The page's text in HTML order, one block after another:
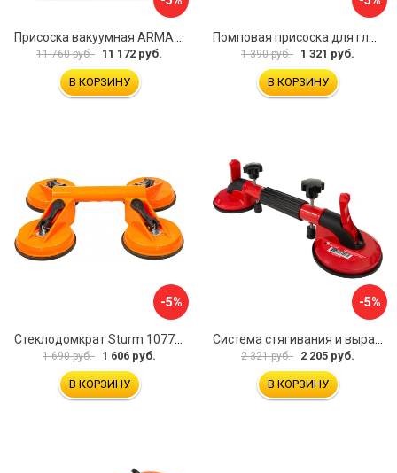
Присоска вакуумная ARMA P625A
11 760 руб. 11 172 руб.
В КОРЗИНУ
Помповая присоска для гладкой и шероховатой плитки DLT VST-209 1114
1 390 руб. 1 321 руб.
В КОРЗИНУ
-5%
1 690 руб. 1 606 руб.
В КОРЗИНУ
-5%
2 321 руб. 2 205 руб.
В КОРЗИНУ